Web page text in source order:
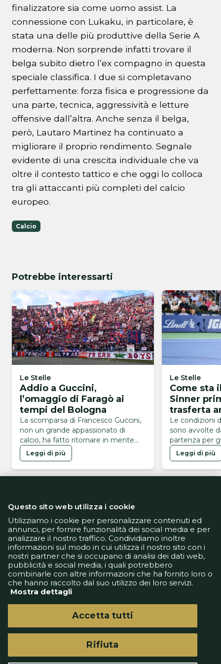
finalizzatore sia come uomo assist. La
connessione con Lukaku, in particolare, è
stata una delle più produttive della Serie A
moderna. Non sorprende infatti trovare il
belga subito dietro l’ex compagno in questa
speciale classifica. I due si completavano
perfettamente: forza fisica e progressione da
una parte, tecnica, aggressività e letture
offensive dall’altra. Anche senza il belga,
però, Lautaro Martinez ha continuato a
migliorare il proprio rendimento. Segnale
evidente di una crescita individuale che va
oltre il contesto tattico e che oggi lo colloca
tra gli attaccanti più completi del calcio
europeo.
Calcio
Potrebbe interessarti
Le Stelle
Addio a Guccini,
l’omaggio di Faragò ai
tempi del Bologna
La scomparsa di Francesco Guccini,
non un grande appassionato di
calcio, ha fatto ritornare in mente
l'omaggio di Faragò ai tempi del
Bologna
Leggi di più
Le Stelle
Come sta
Sinner
trasferta
Pareri
Le condizioni
sono avvolte
partenza per
Leggi di più
Informativa Privacy
Informativa Cookie
Tech App
Gestione preferenze
support@goldbetlive.it
GoldBetlive è un sito di GBO Italy Spa
Questo sito web utilizza i cookie
Utilizziamo i cookie per personalizzare contenuti ed
annunci, per fornire funzionalità dei social media e per
analizzare il nostro traffico. Condividiamo inoltre
informazioni sul modo in cui utilizza il nostro sito con i
nostri partner che si occupano di analisi dei dati web,
pubblicità e social media, i quali potrebbero
combinarle con altre informazioni che ha fornito loro o
che hanno raccolto dal suo utilizzo dei loro servizi.
Mostra dettagli
Rifiuta
Accetta tutti